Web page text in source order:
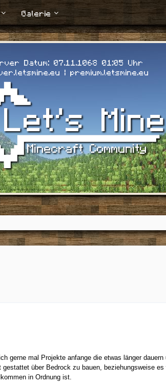
Galerie
Datum: 07.11.1068 01:06 Uhr
| premium.letsmine.eu
gerne mal Projekte anfange die etwas länger
über Bedrock zu bauen, beziehungsweise
in Ordnung ist.